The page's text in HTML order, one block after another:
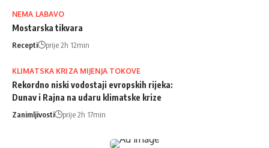
NEMA LABAVO
Mostarska tikvara
Recepti prije 2h 12min
KLIMATSKA KRIZA MIJENJA TOKOVE
Rekordno niski vodostaji evropskih rijeka:
Dunav i Rajna na udaru klimatske krize
Zanimljivosti prije 2h 17min